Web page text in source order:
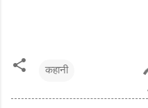
कहानी